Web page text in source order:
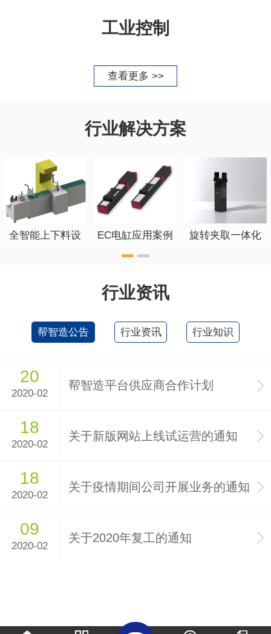
工业控制
查看更多 >>
行业解决方案
全智能上下料设
EC电缸应用案例
旋转夹取一体化
行业资讯
帮智造公告 行业资讯 行业知识
20
2020-02
帮智造平台供应商合作计划
18
2020-02
关于新版网站上线试运营的通知
18
2020-02
关于疫情期间公司开展业务的通知
09
2020-02
关于2020年复工的通知